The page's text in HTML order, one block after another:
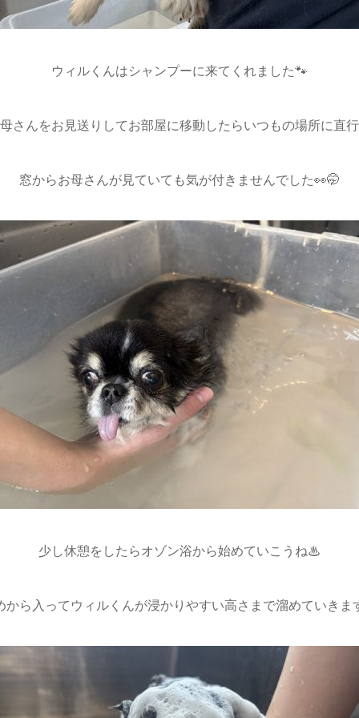
ウィルくんはシャンプーに来てくれました🐾
さんをお見送りしてお部屋に移動したらいつもの場所に直
窓からお母さんが見ていても気が付きませんでした👀🤭
少し休憩をしたらオゾン浴から始めていこうね♨
から入ってウィルくんが浸かりやすい高さまで溜めていきま